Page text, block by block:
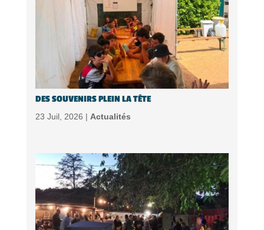
DES SOUVENIRS PLEIN LA TÊTE
23 Juil, 2026 | Actualités